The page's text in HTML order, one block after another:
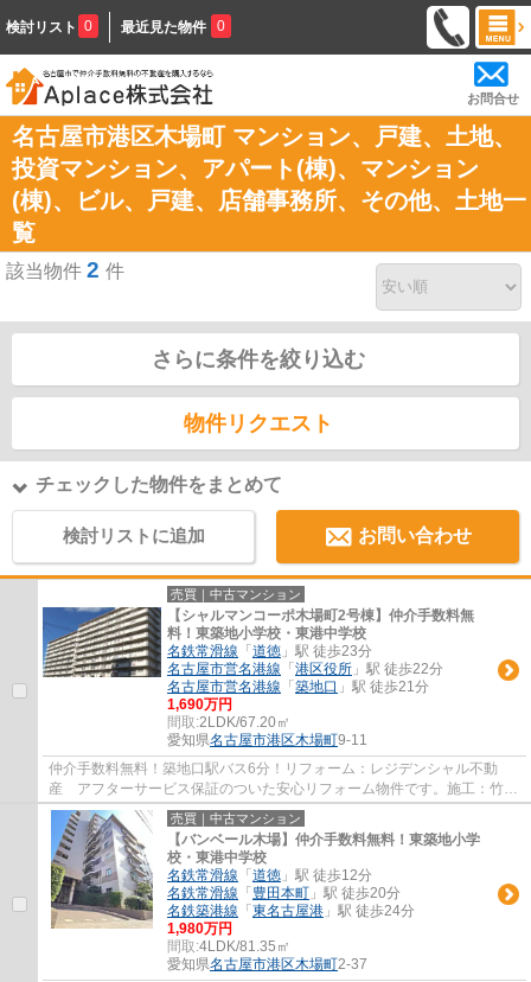
検討リスト 0 最近見た物件 0
お問合せ
名古屋市港区木場町 マンション、戸建、土地、
投資マンション、アパート(棟)、マンション
(棟)、ビル、戸建、店舗事務所、その他、土地一
覧
該当物件 2 件
さらに条件を絞り込む
物件リクエスト
チェックした物件をまとめて
検討リストに追加 お問い合わせ
売買｜中古マンション
【シャルマンコーポ木場町2号棟】仲介手数料無
料！東築地小学校・東港中学校
名鉄常滑線 「 道徳 」駅 徒歩23分
名古屋市営名港線 「 港区役所 」駅 徒歩22分
名古屋市営名港線 「 築地口 」駅 徒歩21分
1,690万円
間取:2LDK/67.20㎡
愛知県名古屋市港区木場町9-11
仲介手数料無料！築地口駅バス6分！リフォーム：レジデンシャル不動
産 アフターサービス保証のついた安心リフォーム物件です。施工：竹中
工務店 分譲主：東レ建設㈱
売買｜中古マンション
【バンベール木場】仲介手数料無料！東築地小学
校・東港中学校
名鉄常滑線 「 道徳 」駅 徒歩12分
名鉄常滑線 「 豊田本町 」駅 徒歩20分
名鉄築港線 「 東名古屋港 」駅 徒歩24分
1,980万円
間取:4LDK/81.35㎡
愛知県名古屋市港区木場町2-37